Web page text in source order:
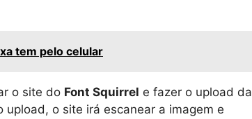
tem pelo celular
o site do Font Squirrel e fazer o upload da
o site irá escanear a imagem e